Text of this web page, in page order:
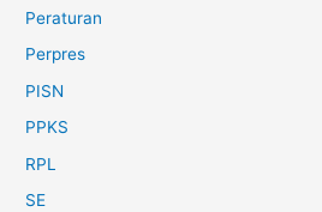
Peraturan
Perpres
PISN
PPKS
RPL
SE